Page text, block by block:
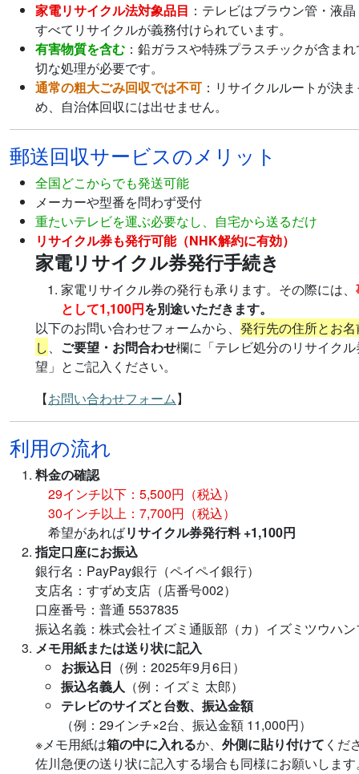
家電リサイクル法対象品目 ：テレビはブラウン管・液
すべてリサイクルが義務付けられています。
有害物質を含む ：鉛ガラスや特殊プラスチックが含ま
切な処理が必要です。
通常の粗大ごみ回収では不可 ：リサイクルルートが決
め、自治体回収には出せません。
郵送回収サービスのメリット
全国どこからでも発送可能
メーカーや型番を問わず受付
重たいテレビを運ぶ必要なし、自宅から送るだけ
リサイクル券も発行可能（NHK解約に有効）
家電リサイクル券発行手続き
家電リサイクル券の発行も承ります。その際には、
として1,100円を別途いただきます。
以下のお問い合わせフォームから、 発行先の住所とお
し、 ご要望・お問合わせ欄に「テレビ処分のリサイク
望」とご記入ください。
【お問い合わせフォーム】
利用の流れ
料金の確認
29インチ以下：5,500円（税込）
30インチ以上：7,700円（税込）
希望があればリサイクル券発行料 +1,100円
指定口座にお振込
銀行名：PayPay銀行（ペイペイ銀行）
支店名：すずめ支店（店番号002）
口座番号：普通 5537835
振込名義：株式会社イズミ通販部（カ）イズミツウハン
メモ用紙または送り状に記入
お振込日 （例：2025年9月6日）
振込名義人 （例：イズミ 太郎）
テレビのサイズと台数、振込金額
（例：29インチ×2台、振込金額 11,000円）
※メモ用紙は箱の中に入れるか、 外側に貼り付けて くだ
佐川急便の送り状に記入する場合も同様にお願いします